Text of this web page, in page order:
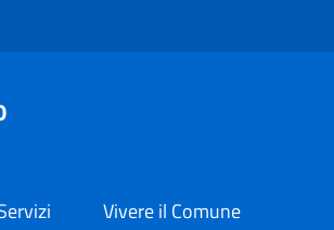
Vivere il Comune